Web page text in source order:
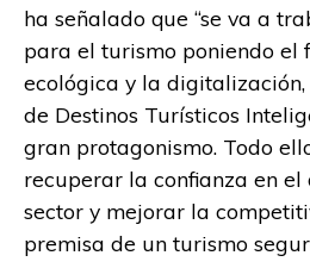
ha señalado que “se va a
para el turismo poniendo el
ecológica y la
de Destinos Turísticos
gran protagonismo. Todo
recuperar la confianza en el
sector y mejorar la
premisa de un turismo